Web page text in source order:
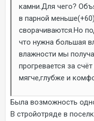
камни.Для чего?
в парной
сворачиваются.Но
что нужна большая
влажности мы
прогревается за
мягче,глубже и
Была возможность
В стройотряде в